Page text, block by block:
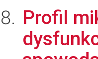
Profil